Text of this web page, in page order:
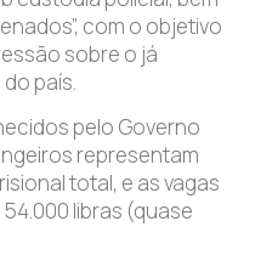
com o objetivo
sobre o já
país.
pelo Governo
representam
total, e as vagas
libras (quase